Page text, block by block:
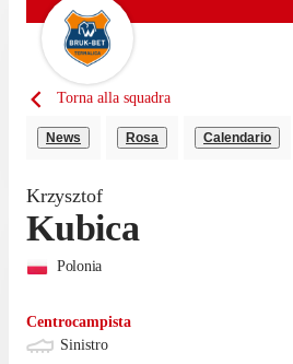
Torna alla squadra
News Rosa Calendario
Krzysztof
Kubica
Polonia
Centrocampista
Sinistro